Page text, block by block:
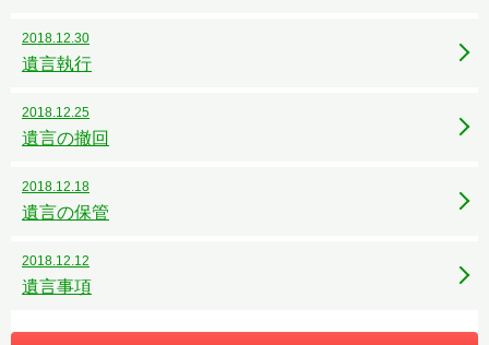
2018.12.30
遺言執行
2018.12.25
遺言の撤回
2018.12.18
遺言の保管
2018.12.12
遺言事項